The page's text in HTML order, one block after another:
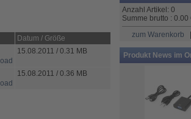
Datum / Größe
15.08.2011 / 0.31 MB
15.08.2011 / 0.36 MB
Anzahl Artikel: 0
Summe brutto : 0.00
zum Warenkorb
Produkt News im